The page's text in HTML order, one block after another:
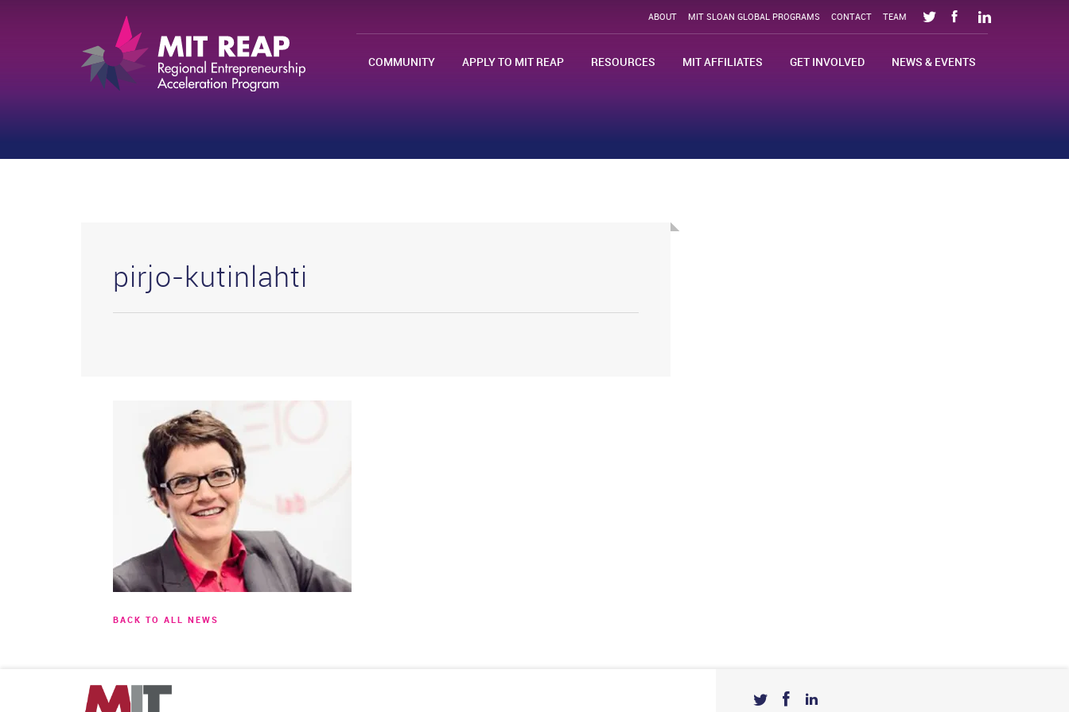
ABOUT MIT SLOAN GLOBAL PROGRAMS CONTACT TEAM
COMMUNITY APPLY TO MIT REAP RESOURCES MIT AFFILIATES GET INVOLVED NEWS & EVENTS
pirjo-kutinlahti
BACK TO ALL NEWS